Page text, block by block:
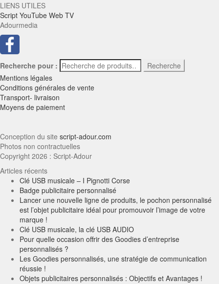
LIENS UTILES
Script YouTube Web TV
Adourmedia
Recherche pour :
Recherche
Mentions légales
Conditions générales de vente
Transport- livraison
Moyens de paiement
Conception du site script-adour.com
Photos non contractuelles
Copyright 2026 : Script-Adour
Articles récents
Clé USB musicale – I Pignotti Corse
Badge publicitaire personnalisé
Lancer une nouvelle ligne de produits, le pochon personnalisé
est l’objet publicitaire idéal pour promouvoir l’image de votre
marque !
Clé USB musicale, la clé USB AUDIO
Pour quelle occasion offrir des Goodies d’entreprise
personnalisés ?
Les Goodies personnalisés, une stratégie de communication
réussie !
Objets publicitaires personnalisés : Objectifs et Avantages !